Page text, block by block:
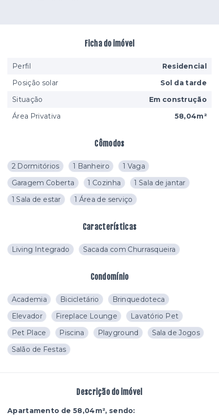
Cômodos
2 Dormitórios 1 Banheiro
1 Vaga
Garagem Coberta
1 Cozinha
1 Sala de jantar
1 Sala de estar
1 Área de serviço
Características
Living Integrado Sacada com Churrasqueira
Condomínio
Academia Bicicletário
Brinquedoteca
Elevador
Fireplace Lounge
Lavatório Pet
Pet Place
Piscina Playground
Sala de Jogos
Salão de Festas
Descrição do imóvel
Apartamento de 58,04m², sendo:
Ficha do imóvel
Perfil
Residencial
Posição solar
Sol da tarde
Situação
Em construção
Área Privativa
58,04m²